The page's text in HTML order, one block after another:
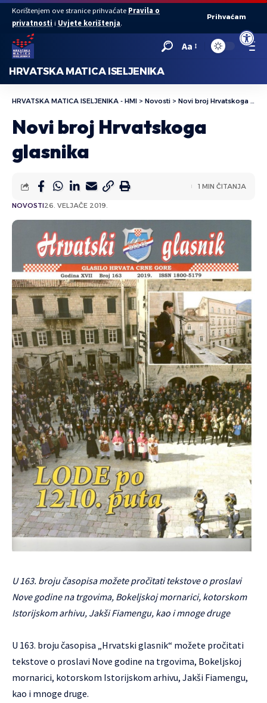
Open
Korištenjem ove stranice prihvaćate Pravila o
privatnosti i Uvjete korištenja.
Prihvaćam
Aa
HRVATSKA MATICA ISELJENIKA
HRVATSKA MATICA ISELJENIKA - HMI > Novosti > Novi broj Hrvatskoga glasnika
Novi broj Hrvatskoga
glasnika
NOVOSTI26. VELJAČE 2019.
1 MIN ČITANJA
U 163. broju časopisa možete pročitati tekstove o proslavi
Nove godine na trgovima, Bokeljskoj mornarici, kotorskom
Istorijskom arhivu, Jakši Fiamengu, kao i mnoge druge
U 163. broju časopisa „Hrvatski glasnik“ možete pročitati
tekstove o proslavi Nove godine na trgovima, Bokeljskoj
mornarici, kotorskom Istorijskom arhivu, Jakši Fiamengu,
kao i mnoge druge.